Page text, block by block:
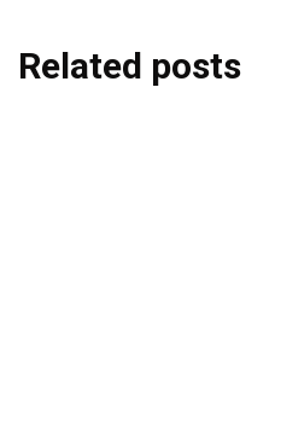
Related posts